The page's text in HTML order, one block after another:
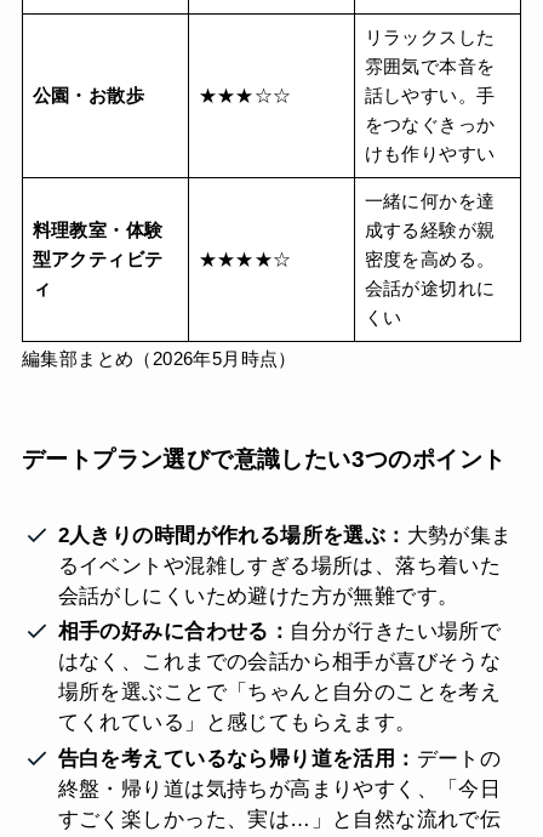
公園・お散歩 ★★★☆☆
リラックスした
雰囲気で本音を
話しやすい。手
をつなぐきっか
けも作りやすい
料理教室・体験
型アクティビテ
ィ
★★★★☆
一緒に何かを達
成する経験が親
密度を高める。
会話が途切れに
くい
編集部まとめ（2026年5月時点）
デートプラン選びで意識したい3つのポイント
2人きりの時間が作れる場所を選ぶ： 大勢が集ま
るイベントや混雑しすぎる場所は、落ち着いた
会話がしにくいため避けた方が無難です。
相手の好みに合わせる： 自分が行きたい場所で
はなく、これまでの会話から相手が喜びそうな
場所を選ぶことで「ちゃんと自分のことを考え
てくれている」と感じてもらえます。
告白を考えているなら帰り道を活用： デートの
終盤・帰り道は気持ちが高まりやすく、「今日
すごく楽しかった、実は…」と自然な流れで伝